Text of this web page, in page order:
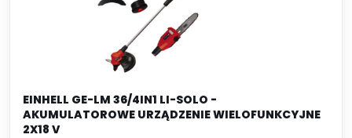
EINHELL GE-LM 36/4IN1 LI-SOLO -
AKUMULATOROWE URZĄDZENIE WIELOFUNKCYJNE
2X18 V